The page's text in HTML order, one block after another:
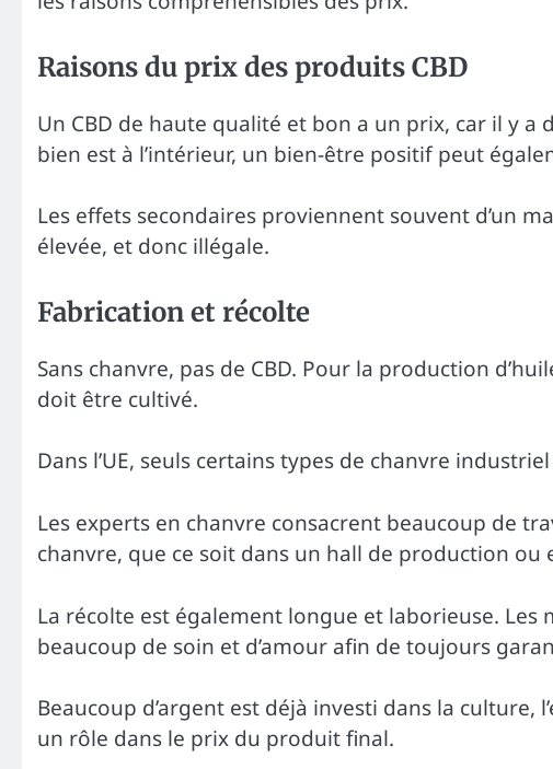
Raisons du prix des produits CBD
Un CBD de haute qualité et bon a un prix, car il y
bien est à l’intérieur, un bien-être positif peut
Les effets secondaires proviennent souvent d’un
élevée, et donc illégale.
Fabrication et récolte
Sans chanvre, pas de CBD. Pour la production
doit être cultivé.
Dans l’UE, seuls certains types de chanvre
Les experts en chanvre consacrent beaucoup de
chanvre, que ce soit dans un hall de production ou
La récolte est également longue et laborieuse.
beaucoup de soin et d’amour afin de toujours
Beaucoup d’argent est déjà investi dans la culture,
un rôle dans le prix du produit final.